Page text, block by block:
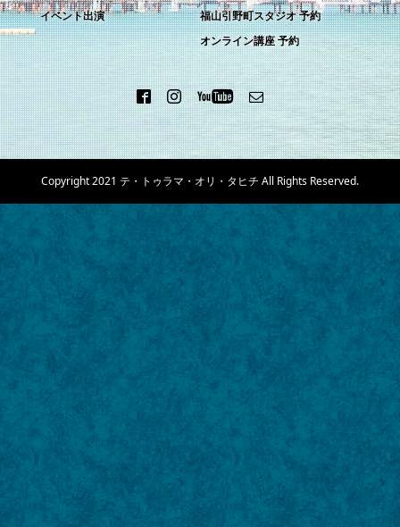
イベント出演
福山引野町スタジオ 予約
オンライン講座 予約
Copyright 2021 テ・トゥラマ・オリ・タヒチ All Rights Reserved.